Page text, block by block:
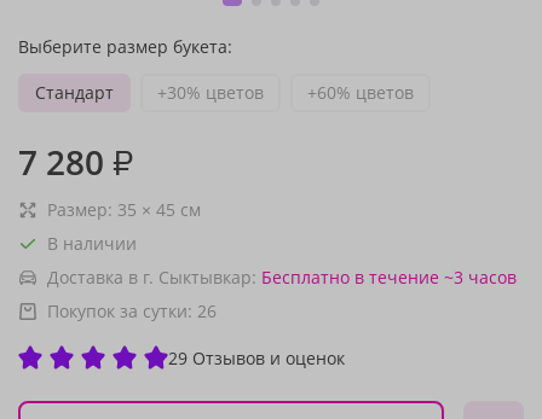
Выберите размер букета:
Стандарт
+30% цветов +60% цветов
7 280 ₽
Размер: 35 × 45 см
В наличии
Доставка в г. Сыктывкар: Бесплатно в течение ~3 часов
Покупок за сутки: 26
29 Отзывов и оценок